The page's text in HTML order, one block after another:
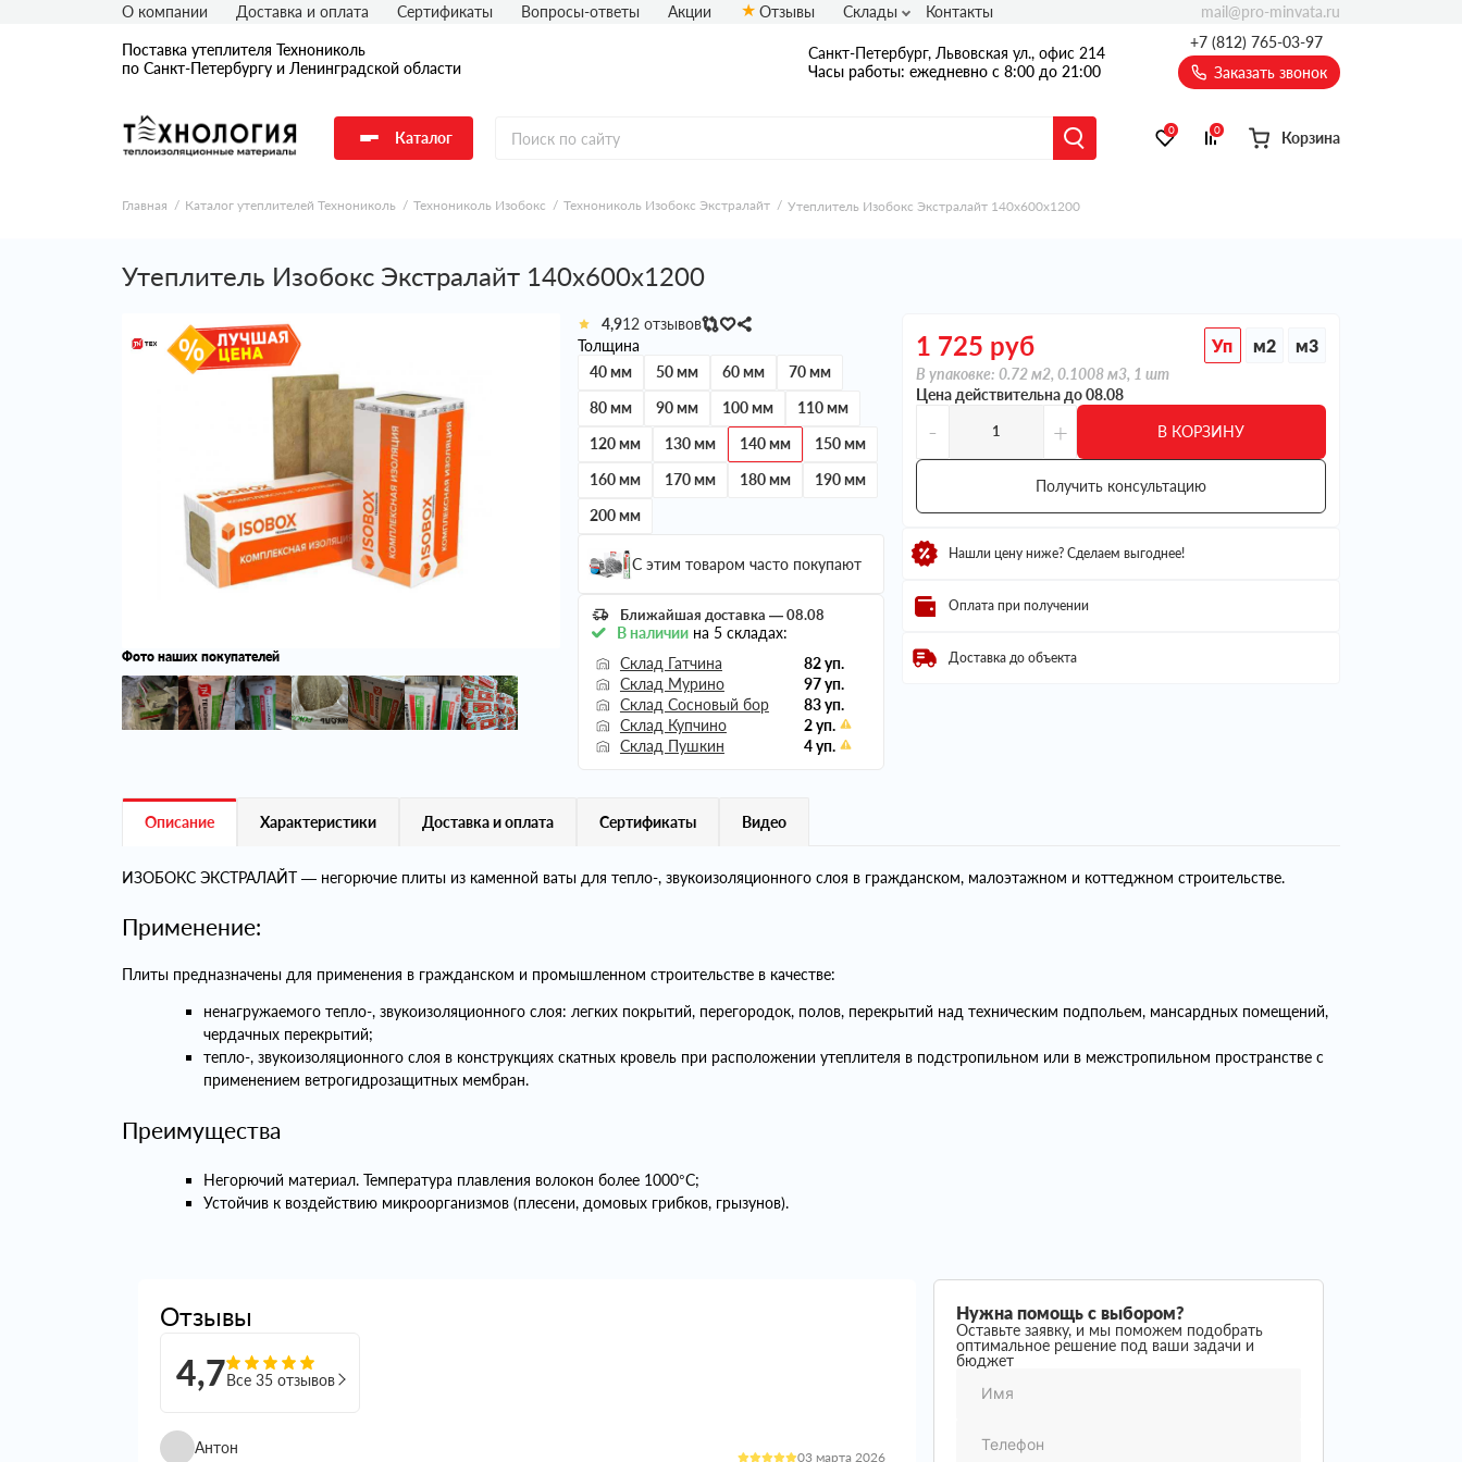
Поставка утеплителя Технониколь
по Санкт-Петербургу и Ленинградской области
Санкт-Петербург, Львовская ул., офис 214
Часы работы: ежедневно с 8:00 до 21:00
+7 (812) 765-03-97
Заказать звонок
Каталог 0 0 Корзина
О компании Доставка и оплата Сертификаты Вопросы-ответы Акции Отзывы Склады Контакты mail@pro-minvata.ru
Главная Каталог утеплителей Технониколь Технониколь Изобокс Технониколь Изобокс Экстралайт Утеплитель Изобокс Экстралайт 140х600х1200
Утеплитель Изобокс Экстралайт 140х600х1200
Фото наших покупателей
4,9
12 отзывов
Толщина
40 мм
50 мм 60 мм
70 мм
80 мм
90 мм 100 мм
110 мм
120 мм
130 мм 140 мм
150 мм
160 мм
170 мм 180 мм
190 мм
200 мм
С этим товаром часто покупают
Ближайшая доставка — 08.08
В наличиина 5 складах:
Склад Гатчина
82 уп.
Склад Мурино
97 уп.
Склад Сосновый бор
83 уп.
Склад Купчино
2 уп.
Склад Пушкин
4 уп.
1 725 руб Уп м2 м3
В упаковке: 0.72 м2, 0.1008 м3, 1 шт
Цена действительна до 08.08
- + В КОРЗИНУ
Получить консультацию
Нашли цену ниже? Сделаем выгоднее!
Оплата при получении
Доставка до объекта
Описание Характеристики Доставка и оплата Сертификаты Видео
ИЗОБОКС ЭКСТРАЛАЙТ — негорючие плиты из каменной ваты для тепло-, звукоизоляционного слоя в гражданском, малоэтажном и коттеджном строительстве.
Применение:
Плиты предназначены для применения в гражданском и промышленном строительстве в качестве:
ненагружаемого тепло-, звукоизоляционного слоя: легких покрытий, перегородок, полов, перекрытий над техническим подпольем, мансардных помещений,
чердачных перекрытий;
тепло-, звукоизоляционного слоя в конструкциях скатных кровель при расположении утеплителя в подстропильном или в межстропильном пространстве с
применением ветрогидрозащитных мембран.
Преимущества
Негорючий материал. Температура плавления волокон более 1000°С;
Устойчив к воздействию микроорганизмов (плесени, домовых грибков, грызунов).
Отзывы
4,7Все 35 отзывов
Антон
03 марта 2026
Нужна помощь с выбором?
Оставьте заявку, и мы поможем подобрать
оптимальное решение под ваши задачи и
бюджет